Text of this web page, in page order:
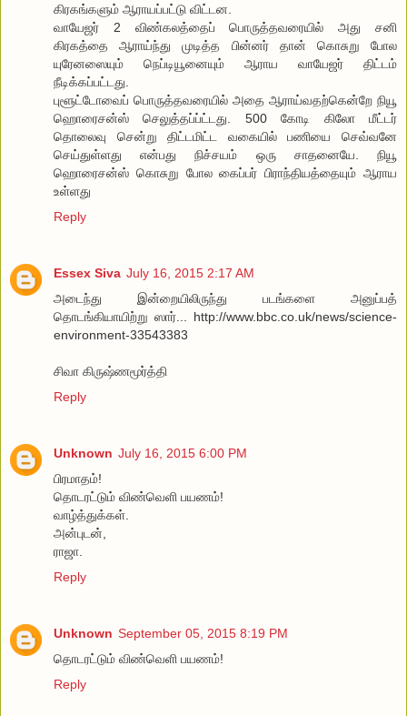
கிரகங்களும் ஆராயப்பட்டு விட்டன.
வாயேஜர் 2 விண்கலத்தைப் பொருத்தவரையில் அது சனி
கிரகத்தை ஆராய்ந்து முடித்த பின்னர் தான் கொசுறு போல
யுரேனஸையும் நெப்டியூனையும் ஆராய வாயேஜர் திட்டம்
நீடிக்கப்பட்டது.
புளூட்டோவைப் பொருத்தவரையில் அதை ஆராய்வதற்கென்றே நியூ
ஹொரைசன்ஸ் செலுத்தப்ப்ட்டது. 500 கோடி கிலோ மீட்டர்
தொலைவு சென்று திட்டமிட்ட வகையில் பணியை செவ்வனே
செய்துள்ளது என்பது நிச்சயம் ஒரு சாதனையே. நியூ
ஹொரைசன்ஸ் கொசுறு போல கைப்பர் பிராந்தியத்தையும் ஆராய
உள்ளது
Reply
Essex Siva July 16, 2015 2:17 AM
அடைந்து இன்றையிலிருந்து படங்களை அனுப்பத்
தொடங்கியாயிற்று ஸார்... http://www.bbc.co.uk/news/science-
environment-33543383
சிவா கிருஷ்ணமூர்த்தி
Reply
Unknown July 16, 2015 6:00 PM
பிரமாதம்!
தொடரட்டும் விண்வெளி பயணம்!
வாழ்த்துக்கள்.
அன்புடன்,
ராஜா.
Reply
Unknown September 05, 2015 8:19 PM
தொடரட்டும் விண்வெளி பயணம்!
Reply